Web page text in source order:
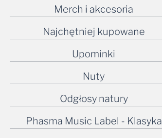
Merch i akcesoria
Najchętniej kupowane
Upominki
Nuty
Odgłosy natury
Phasma Music Label - Klasyka